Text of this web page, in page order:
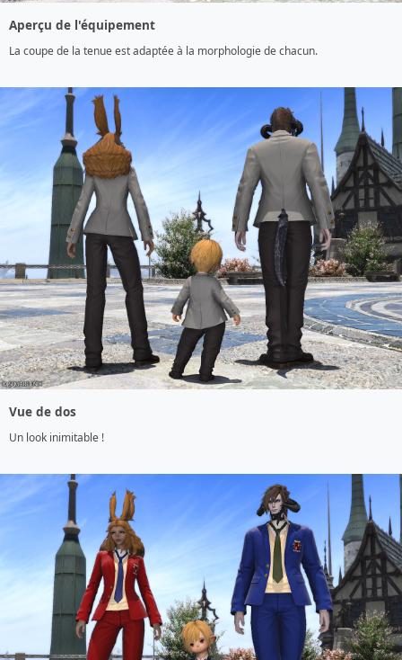
Aperçu de l'équipement
La coupe de la tenue est adaptée à la morphologie de chacun.
Vue de dos
Un look inimitable !